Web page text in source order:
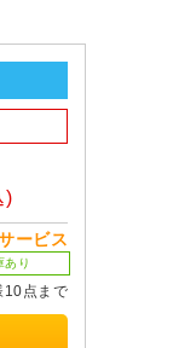
)
ービス
あり
10点まで